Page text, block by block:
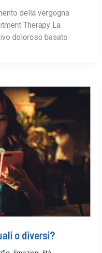
della vergogna
Therapy La
doloroso basato
o diversi?